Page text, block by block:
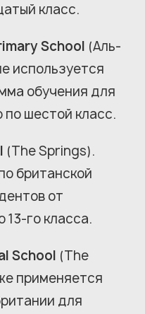
класс.
School (Аль-
используется
обучения для
по шестой класс.
(The Springs).
британской
от
13-го класса.
School (The
применяется
для